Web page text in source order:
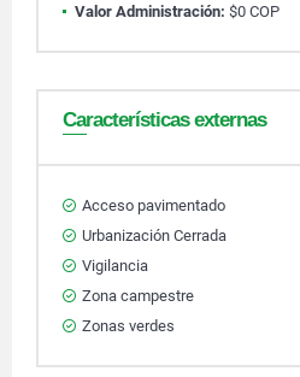
Valor Administración: $0 COP
Características externas
Acceso pavimentado
Urbanización Cerrada
Vigilancia
Zona campestre
Zonas verdes